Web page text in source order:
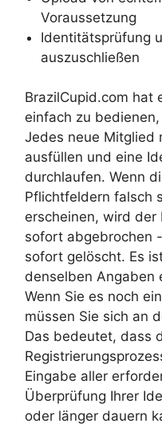
Voraussetzung
Identitätsprüfung
auszuschließen
BrazilCupid.com hat
einfach zu
Jedes neue Mitglied
ausfüllen und eine
durchlaufen. Wenn
Pflichtfeldern falsch
erscheinen, wird der
sofort abgebrochen
sofort gelöscht. Es
denselben Angaben
Wenn Sie es noch
müssen Sie sich an
Das bedeutet, dass
Eingabe aller
Überprüfung Ihrer
oder länger dauern